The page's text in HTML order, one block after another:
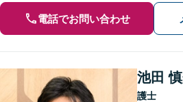
電話でお問い合わせ
池田
護士